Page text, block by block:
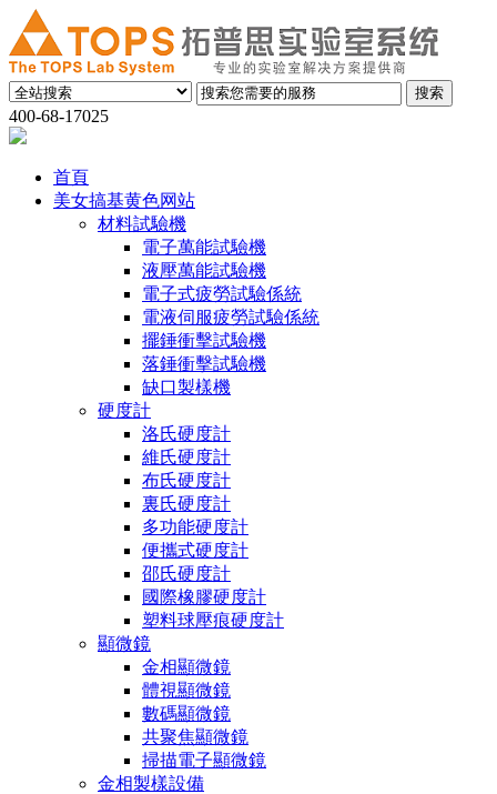
400-68-17025
首頁
美女搞基黄色网站
材料試驗機
電子萬能試驗機
液壓萬能試驗機
電子式疲勞試驗係統
電液伺服疲勞試驗係統
擺錘衝擊試驗機
落錘衝擊試驗機
缺口製樣機
硬度計
洛氏硬度計
維氏硬度計
布氏硬度計
裏氏硬度計
多功能硬度計
便攜式硬度計
邵氏硬度計
國際橡膠硬度計
塑料球壓痕硬度計
顯微鏡
金相顯微鏡
體視顯微鏡
數碼顯微鏡
共聚焦顯微鏡
掃描電子顯微鏡
金相製樣設備